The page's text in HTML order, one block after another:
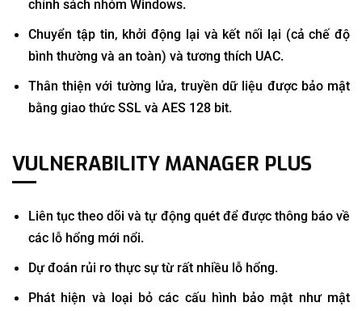
chính sách nhóm Windows.
Chuyển tập tin, khởi động lại và kết nối lại (cả chế độ
bình thường và an toàn) và tương thích UAC.
Thân thiện với tường lửa, truyền dữ liệu được bảo mật
bằng giao thức SSL và AES 128 bit.
VULNERABILITY MANAGER PLUS
Liên tục theo dõi và tự động quét để được thông báo về
các lỗ hổng mới nổi.
Dự đoán rủi ro thực sự từ rất nhiều lỗ hổng.
Phát hiện và loại bỏ các cấu hình bảo mật như mật